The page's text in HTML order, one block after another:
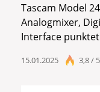
Tascam Model
Analogmixer,
Interface
15.01.2025 3,8 / 5